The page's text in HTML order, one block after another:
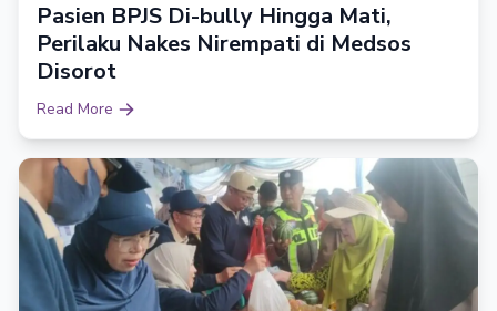
Pasien BPJS Di-bully Hingga Mati,
Perilaku Nakes Nirempati di Medsos
Disorot
Read More